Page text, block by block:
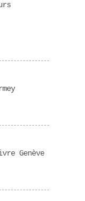
Genève